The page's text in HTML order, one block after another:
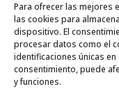
Para ofrecer las mejores
las cookies para
dispositivo. El
procesar datos como el
identificaciones únicas
consentimiento, puede
y funciones.
Aviso